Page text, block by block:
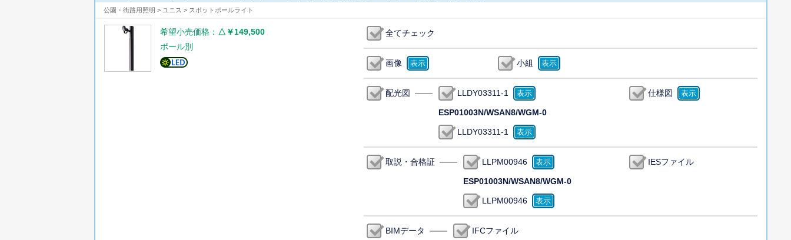
公園・街路用照明 > ユニス > スポットポールライト
希望小売価格： △￥149,500
ポール別
全てチェック
画像 小組
配光図 LLDY03311-1
ESP01003N/WSAN8/WGM-0
LLDY03311-1
仕様図
取説・合格証 LLPM00946
ESP01003N/WSAN8/WGM-0
LLPM00946
IESファイル
BIMデータ IFCファイル